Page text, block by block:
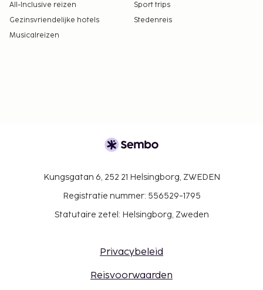
All-Inclusive reizen
Sport trips
Gezinsvriendelijke hotels
Stedenreis
Musicalreizen
Kungsgatan 6, 252 21 Helsingborg, ZWEDEN
Registratie nummer: 556529-1795
Statutaire zetel: Helsingborg, Zweden
Privacybeleid
Reisvoorwaarden